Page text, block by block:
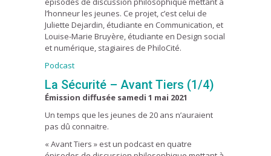
l’honneur les jeunes. Ce projet, c’est celui de
Juliette Dejardin, étudiante en Communication, et
Louise-Marie Bruyère, étudiante en Design social
et numérique, stagiaires de PhiloCité.
Podcast
La Sécurité – Avant Tiers (1/4)
Émission diffusée samedi 1 mai 2021
Un temps que les jeunes de 20 ans n’auraient
pas dû connaitre.
« Avant Tiers » est un podcast en quatre